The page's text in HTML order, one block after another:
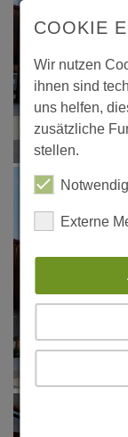
COOKIE
Wir nutzen
ihnen sind
uns helfen,
zusätzliche
stellen.
Externe